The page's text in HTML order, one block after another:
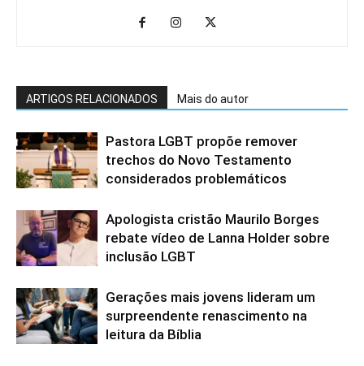
ARTIGOS RELACIONADOS Mais do autor
Pastora LGBT propõe remover
trechos do Novo Testamento
considerados problemáticos
Apologista cristão Maurilo Borges
rebate vídeo de Lanna Holder sobre
inclusão LGBT
Gerações mais jovens lideram um
surpreendente renascimento na
leitura da Bíblia